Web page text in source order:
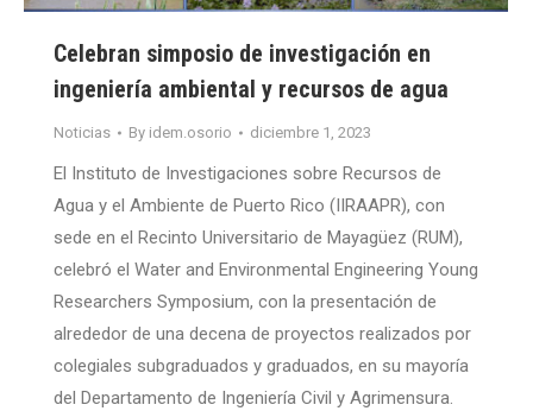
Celebran simposio de investigación en
ingeniería ambiental y recursos de agua
Noticias By idem.osorio diciembre 1, 2023
El Instituto de Investigaciones sobre Recursos de
Agua y el Ambiente de Puerto Rico (IIRAAPR), con
sede en el Recinto Universitario de Mayagüez (RUM),
celebró el Water and Environmental Engineering Young
Researchers Symposium, con la presentación de
alrededor de una decena de proyectos realizados por
colegiales subgraduados y graduados, en su mayoría
del Departamento de Ingeniería Civil y Agrimensura.